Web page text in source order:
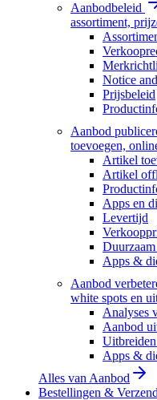
Aanbodbeleid
assortiment,
Notice
Prijsbeleid
Aanbod
toevoegen,
Artikel
Artikel
Apps en
Levertijd
Apps &
Aanbod
white spots en
Analyses
Aanbod
Apps &
Alles van Aanbod
Bestellingen &